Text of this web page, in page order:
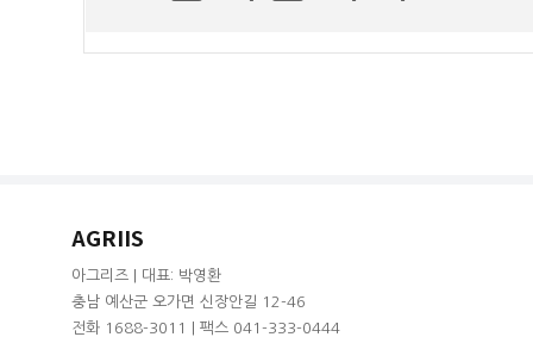
AGRIIS
아그리즈 | 대표: 박영환
충남 예산군 오가면 신장안길 12-46
전화 1688-3011 | 팩스 041-333-0444